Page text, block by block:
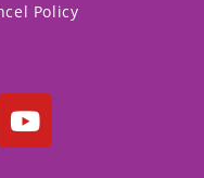
Policy